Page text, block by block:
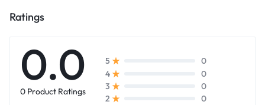
Ratings
0.0
0 Product Ratings
5
0
4
0
3
0
2
0